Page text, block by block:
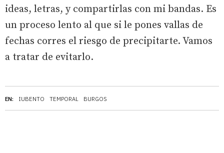
EN: IUBENTO TEMPORAL BURGOS
ideas, letras, y compartirlas con mi bandas. Es
un proceso lento al que si le pones vallas de
fechas corres el riesgo de precipitarte. Vamos
a tratar de evitarlo.